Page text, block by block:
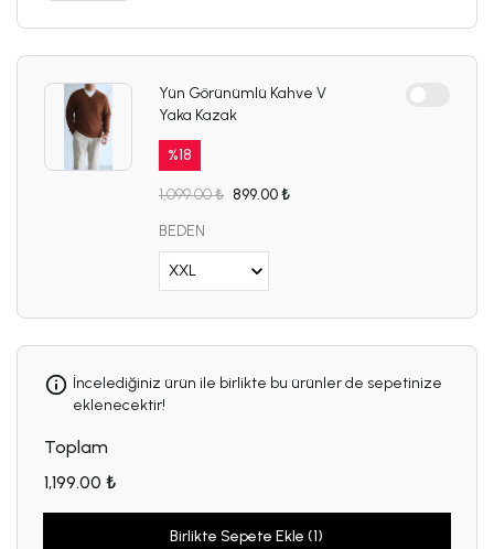
Yün Görünümlü Kahve V
Yaka Kazak
%18
1,099.00 ₺ 899.00 ₺
BEDEN
İncelediğiniz ürün ile birlikte bu ürünler de sepetinize
eklenecektir!
Toplam
1,199.00 ₺
Birlikte Sepete Ekle (1)